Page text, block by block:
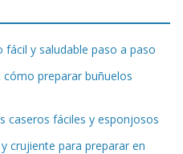
y saludable paso a paso
cómo preparar buñuelos
caseros fáciles y esponjosos
crujiente para preparar en